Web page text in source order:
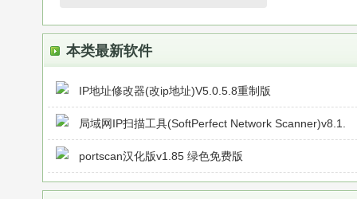
本类最新软件
IP地址修改器(改ip地址)V5.0.5.8重制版
局域网IP扫描工具(SoftPerfect Network Scanner)v8.1.
portscan汉化版v1.85 绿色免费版